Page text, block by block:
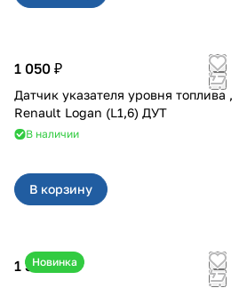
1 050 ₽
Датчик указателя уровня топлива ,
Renault Logan (L1,6) ДУТ
В наличии
В корзину
Новинка
1 350 ₽